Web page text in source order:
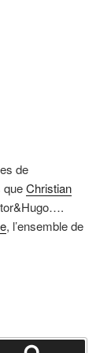
de
queChristian
, l’ensemble de